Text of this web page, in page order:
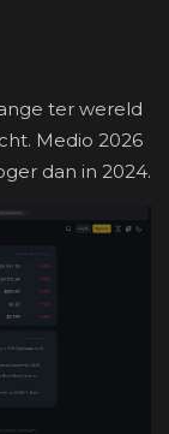
ter wereld
Medio 2026
dan in 2024.